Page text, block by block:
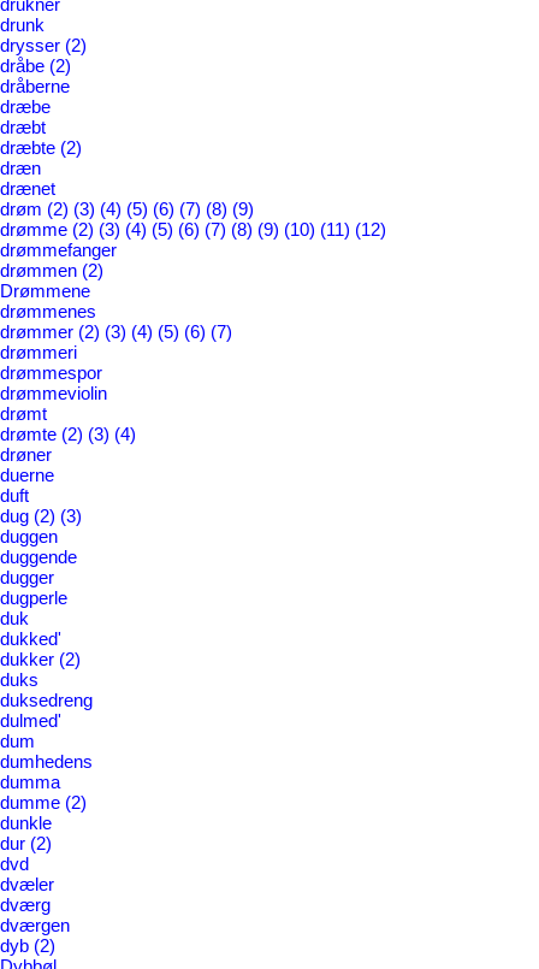
drunk
drysser (2)
dråbe (2)
dråberne
dræbe
dræbt
dræbte (2)
dræn
drænet
drøm (2) (3) (4) (5) (6) (7) (8) (9)
drømme (2) (3) (4) (5) (6) (7) (8) (9) (10) (11) (12)
drømmefanger
drømmen (2)
Drømmene
drømmenes
drømmer (2) (3) (4) (5) (6) (7)
drømmeri
drømmespor
drømmeviolin
drømt
drømte (2) (3) (4)
drøner
duerne
duft
dug (2) (3)
duggen
duggende
dugger
dugperle
duk
dukked'
dukker (2)
duks
duksedreng
dulmed'
dum
dumhedens
dumma
dumme (2)
dunkle
dur (2)
dvd
dvæler
dværg
dværgen
dyb (2)